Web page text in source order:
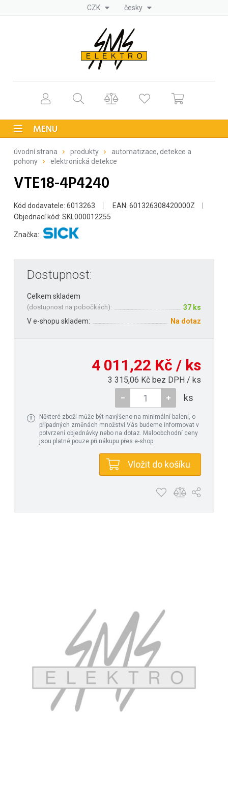
CZK česky
MENU
úvodní strana produkty
automatizace, detekce a
pohony
elektronická detekce
VTE18-4P4240
Kód dodavatele: 6013263
EAN: 601326308420000Z
Objednací kód: SKL000012255
Značka:
Dostupnost:
Celkem skladem
(dostupnost na pobočkách):
37 ks
V e-shopu skladem:
Na dotaz
4 011,22 Kč / ks
3 315,06 Kč bez DPH / ks
ks
Některé zboží může být navýšeno na minimální balení, o
případných změnách množství Vás budeme informovat v
potvrzení objednávky nebo na dotaz. Maloobchodní ceny
jsou platné pouze při nákupu přes e-shop.
Vložit do košíku